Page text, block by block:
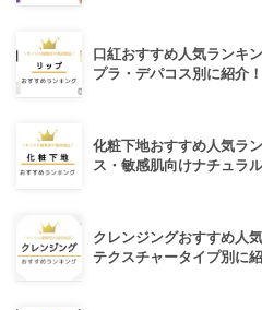
口紅おすすめ人気ランキ
プラ・デパコス別に紹介！
化粧下地おすすめ人気ラ
ス・敏感肌向けナチュラ
クレンジングおすすめ人
テクスチャータイプ別に紹